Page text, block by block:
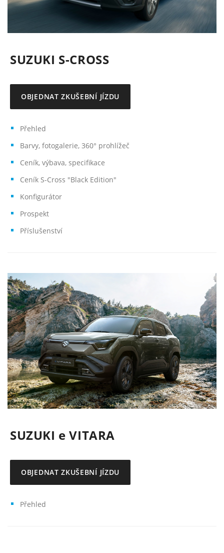
SUZUKI S-CROSS
OBJEDNAT ZKUŠEBNÍ JÍZDU
Přehled
Barvy, fotogalerie, 360° prohlížeč
Ceník, výbava, specifikace
Ceník S-Cross "Black Edition"
Konfigurátor
Prospekt
Příslušenství
SUZUKI e VITARA
OBJEDNAT ZKUŠEBNÍ JÍZDU
Přehled